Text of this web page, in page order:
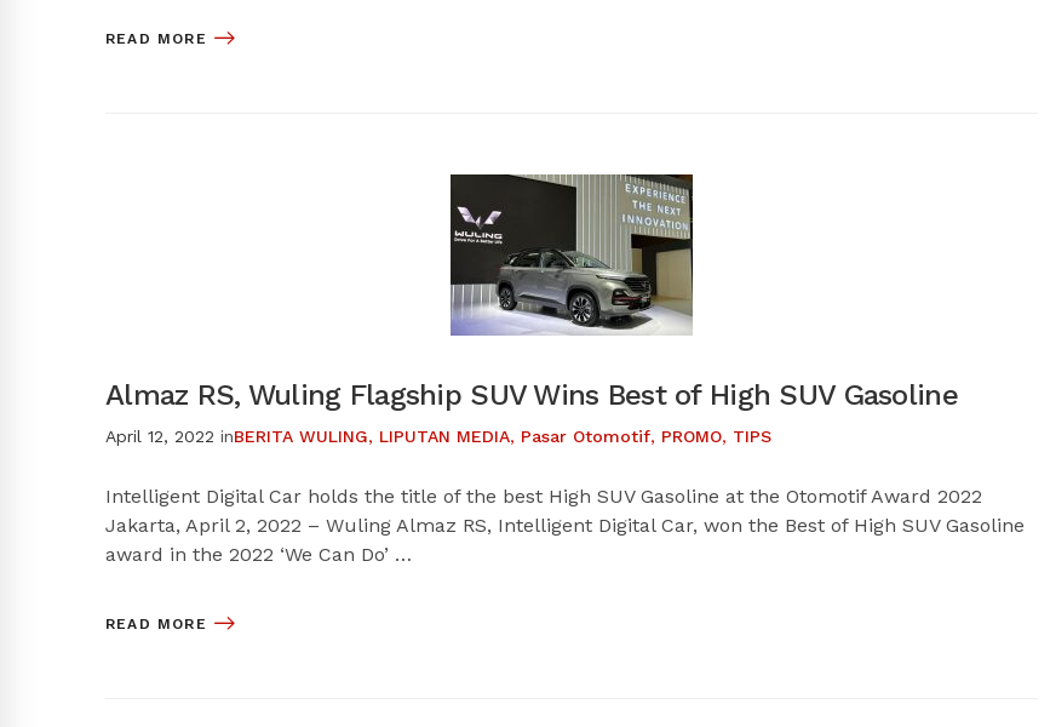
READ MORE
Almaz RS, Wuling Flagship SUV Wins Best of High SUV Gasoline
April 12, 2022 inBERITA WULING, LIPUTAN MEDIA, Pasar Otomotif, PROMO, TIPS
Intelligent Digital Car holds the title of the best High SUV Gasoline at the Otomotif Award 2022
Jakarta, April 2, 2022 – Wuling Almaz RS, Intelligent Digital Car, won the Best of High SUV Gasoline
award in the 2022 ‘We Can Do’ …
READ MORE